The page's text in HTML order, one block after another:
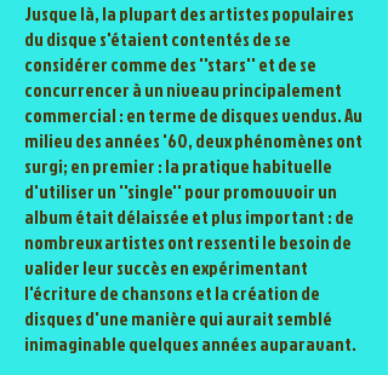
Jusque là, la plupart des artistes populaires
du disque s'étaient contentés de se
considérer comme des ''stars'' et de se
concurrencer à un niveau principalement
commercial : en terme de disques vendus. Au
milieu des années '60, deux phénomènes ont
surgi; en premier : la pratique habituelle
d'utiliser un ''single'' pour promouvoir un
album était délaissée et plus important : de
nombreux artistes ont ressenti le besoin de
valider leur succès en expérimentant
l'écriture de chansons et la création de
disques d'une manière qui aurait semblé
inimaginable quelques années auparavant.